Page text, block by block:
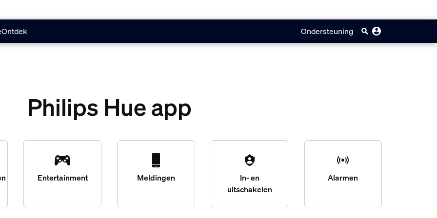
Ontdek Ondersteuning
Philips Hue app
Entertainment Meldingen
In- en
uitschakelen
Alarmen